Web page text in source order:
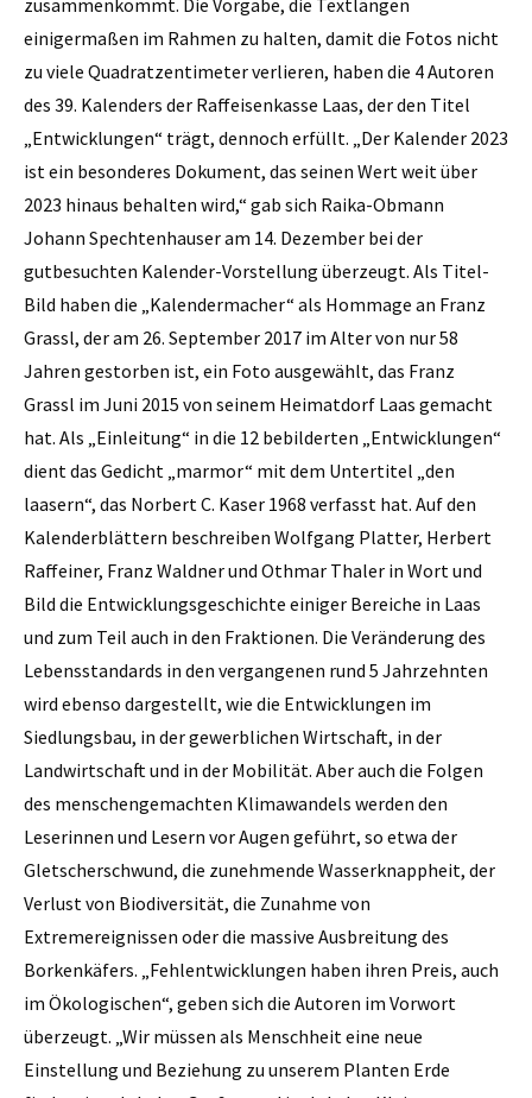
einigermaßen im Rahmen zu halten, damit die Fotos nicht
zu viele Quadratzentimeter verlieren, haben die 4 Autoren
des 39. Kalenders der Raffeisenkasse Laas, der den Titel
„Entwicklungen“ trägt, dennoch erfüllt. „Der Kalender 2023
ist ein besonderes Dokument, das seinen Wert weit über
2023 hinaus behalten wird,“ gab sich Raika-Obmann
Johann Spechtenhauser am 14. Dezember bei der
gutbesuchten Kalender-Vorstellung überzeugt. Als Titel-
Bild haben die „Kalendermacher“ als Hommage an Franz
Grassl, der am 26. September 2017 im Alter von nur 58
Jahren gestorben ist, ein Foto ausgewählt, das Franz
Grassl im Juni 2015 von seinem Heimatdorf Laas gemacht
hat. Als „Einleitung“ in die 12 bebilderten „Entwicklungen“
dient das Gedicht „marmor“ mit dem Untertitel „den
laasern“, das Norbert C. Kaser 1968 verfasst hat. Auf den
Kalenderblättern beschreiben Wolfgang Platter, Herbert
Raffeiner, Franz Waldner und Othmar Thaler in Wort und
Bild die Entwicklungsgeschichte einiger Bereiche in Laas
und zum Teil auch in den Fraktionen. Die Veränderung des
Lebensstandards in den vergangenen rund 5 Jahrzehnten
wird ebenso dargestellt, wie die Entwicklungen im
Siedlungsbau, in der gewerblichen Wirtschaft, in der
Landwirtschaft und in der Mobilität. Aber auch die Folgen
des menschengemachten Klimawandels werden den
Leserinnen und Lesern vor Augen geführt, so etwa der
Gletscherschwund, die zunehmende Wasserknappheit, der
Verlust von Biodiversität, die Zunahme von
Extremereignissen oder die massive Ausbreitung des
Borkenkäfers. „Fehlentwicklungen haben ihren Preis, auch
im Ökologischen“, geben sich die Autoren im Vorwort
überzeugt. „Wir müssen als Menschheit eine neue
Einstellung und Beziehung zu unserem Planten Erde